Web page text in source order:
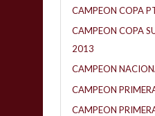
CAMPEON COPA
CAMPEON COPA
2013
CAMPEON
CAMPEON
CAMPEON